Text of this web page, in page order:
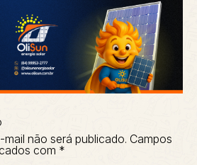
não será publicado. Campos
com *